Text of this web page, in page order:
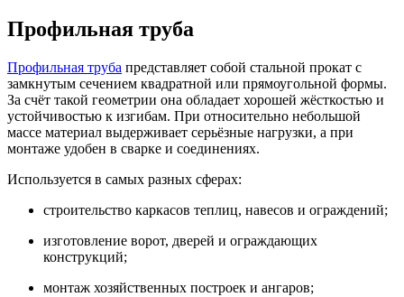
Профильная труба
Профильная труба представляет собой стальной прокат с
замкнутым сечением квадратной или прямоугольной формы.
За счёт такой геометрии она обладает хорошей жёсткостью и
устойчивостью к изгибам. При относительно небольшой
массе материал выдерживает серьёзные нагрузки, а при
монтаже удобен в сварке и соединениях.
Используется в самых разных сферах:
строительство каркасов теплиц, навесов и ограждений;
изготовление ворот, дверей и ограждающих
конструкций;
монтаж хозяйственных построек и ангаров;